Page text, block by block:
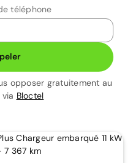
téléphone
opposer gratuitement au
Bloctel